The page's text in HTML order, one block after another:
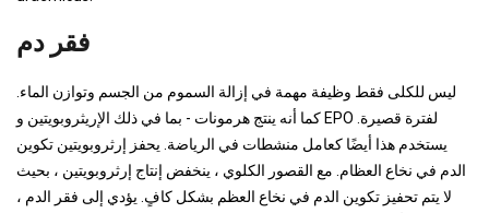
فقر دم
ليس للكلى فقط وظيفة مهمة في إزالة السموم من الجسم وتوازن الماء.
كما أنه ينتج هرمونات - بما في ذلك الإريثروبويتين و EPO لفترة قصيرة.
يستخدم هذا أيضًا كعامل منشطات في الرياضة. يحفز إرثروبويتين تكوين
الدم في نخاع العظام. مع القصور الكلوي ، ينخفض ​​إنتاج إرثروبويتين ، بحيث
لا يتم تحفيز تكوين الدم في نخاع العظم بشكل كافٍ. يؤدي إلى فقر الدم ،